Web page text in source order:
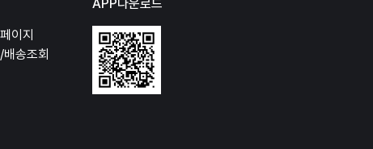
이지
배송조회
APP다운로드